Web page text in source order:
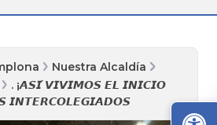
Nuestra Alcaldía
. ¡𝘼𝙎𝙄́ 𝙑𝙄𝙑𝙄𝙈𝙊𝙎 𝙀𝙇 𝙄𝙉𝙄𝘾𝙄𝙊
𝙄𝙉𝙏𝙀𝙍𝘾𝙊𝙇𝙀𝙂𝙄𝘼𝘿𝙊𝙎